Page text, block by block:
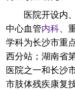
医院开设内
中心血管内科、
学科为长沙市重
西分站；湖南省
医院之一和长沙
市肢体残疾康复